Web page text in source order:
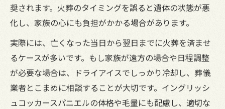
奨されます。火葬のタイミングを誤ると遺体の状態が悪
化し、家族の心にも負担がかかる場合があります。
実際には、亡くなった当日から翌日までに火葬を済ませ
るケースが多いです。もし家族が遠方の場合や日程調整
が必要な場合は、ドライアイスでしっかり冷却し、葬儀
業者とこまめに相談することが大切です。イングリッシ
ュコッカースパニエルの体格や毛量にも配慮し、適切な